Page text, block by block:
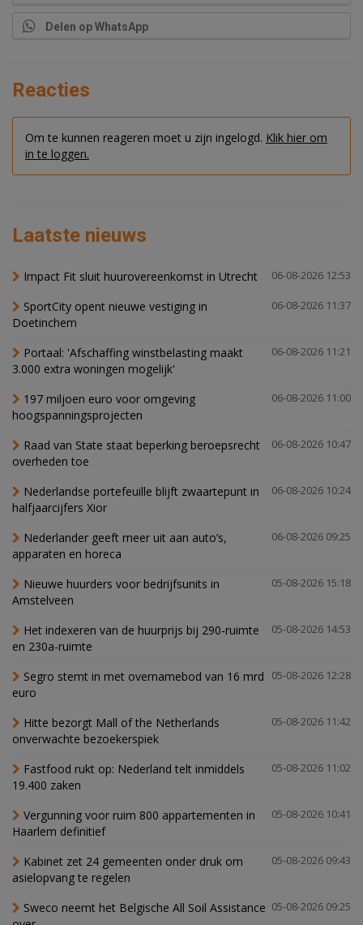
Delen op WhatsApp
Reacties
Om te kunnen reageren moet u zijn ingelogd. Klik hier om
in te loggen.
Laatste nieuws
06-08-2026 12:53
Impact Fit sluit huurovereenkomst in Utrecht
06-08-2026 11:37
SportCity opent nieuwe vestiging in
Doetinchem
06-08-2026 11:21
Portaal: 'Afschaffing winstbelasting maakt
3.000 extra woningen mogelijk'
06-08-2026 11:00
197 miljoen euro voor omgeving
hoogspanningsprojecten
06-08-2026 10:47
Raad van State staat beperking beroepsrecht
overheden toe
06-08-2026 10:24
Nederlandse portefeuille blijft zwaartepunt in
halfjaarcijfers Xior
06-08-2026 09:25
Nederlander geeft meer uit aan auto’s,
apparaten en horeca
05-08-2026 15:18
Nieuwe huurders voor bedrijfsunits in
Amstelveen
05-08-2026 14:53
Het indexeren van de huurprijs bij 290-ruimte
en 230a-ruimte
05-08-2026 12:28
Segro stemt in met overnamebod van 16 mrd
euro
05-08-2026 11:42
Hitte bezorgt Mall of the Netherlands
onverwachte bezoekerspiek
05-08-2026 11:02
Fastfood rukt op: Nederland telt inmiddels
19.400 zaken
05-08-2026 10:41
Vergunning voor ruim 800 appartementen in
Haarlem definitief
05-08-2026 09:43
Kabinet zet 24 gemeenten onder druk om
asielopvang te regelen
05-08-2026 09:25
Sweco neemt het Belgische All Soil Assistance